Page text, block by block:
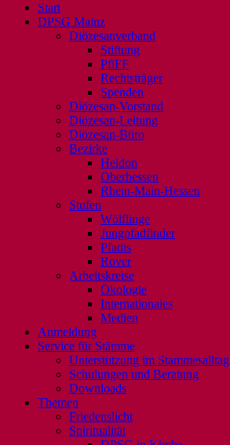
Start
DPSG Mainz
Diözesanverband
Stiftung
PfiFF
Rechtsträger
Spenden
Diözesan-Vorstand
Diözesan-Leitung
Diözesan-Büro
Bezirke
Heldon
Oberhessen
Rhein-Main-Hessen
Stufen
Wölflinge
Jungpfadfinder
Pfadis
Rover
Arbeitskreise
Ökologie
Internationales
Medien
Anmeldung
Service für Stämme
Unterstützung im Stammesalltag
Schulungen und Beratung
Downloads
Themen
Friedenslicht
Spiritualität